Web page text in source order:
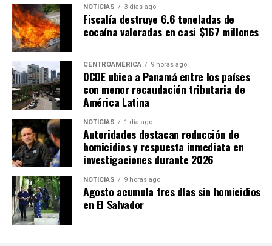
NOTICIAS 3 días ago
Fiscalía destruye 6.6 toneladas de
cocaína valoradas en casi $167 millones
CENTROAMÉRICA 9 horas ago
OCDE ubica a Panamá entre los países
con menor recaudación tributaria de
América Latina
NOTICIAS 1 día ago
Autoridades destacan reducción de
homicidios y respuesta inmediata en
investigaciones durante 2026
NOTICIAS 9 horas ago
Agosto acumula tres días sin homicidios
en El Salvador